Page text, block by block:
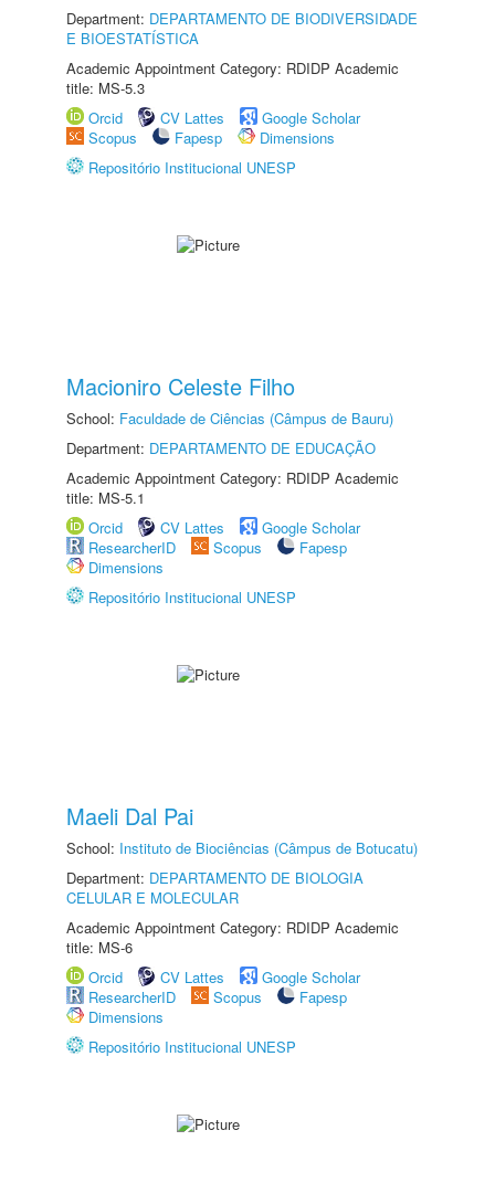
Department: DEPARTAMENTO DE BIODIVERSIDADE
E BIOESTATÍSTICA
Academic Appointment Category: RDIDP Academic
title: MS-5.3
Orcid
CV Lattes
Google Scholar
Scopus
Fapesp
Dimensions
Repositório Institucional UNESP
Macioniro Celeste Filho
School: Faculdade de Ciências (Câmpus de Bauru)
Department: DEPARTAMENTO DE EDUCAÇÃO
Academic Appointment Category: RDIDP Academic
title: MS-5.1
Orcid
CV Lattes
Google Scholar
ResearcherID
Scopus
Fapesp
Dimensions
Repositório Institucional UNESP
Maeli Dal Pai
School: Instituto de Biociências (Câmpus de Botucatu)
Department: DEPARTAMENTO DE BIOLOGIA
CELULAR E MOLECULAR
Academic Appointment Category: RDIDP Academic
title: MS-6
Orcid
CV Lattes
Google Scholar
ResearcherID
Scopus
Fapesp
Dimensions
Repositório Institucional UNESP